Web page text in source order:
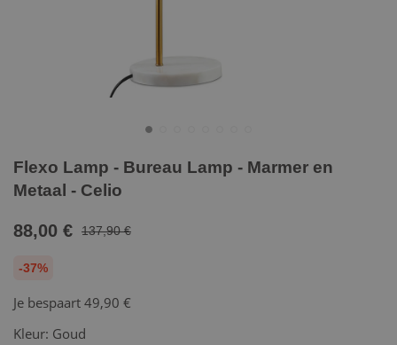
Flexo Lamp - Bureau Lamp - Marmer en
Metaal - Celio
88,00 € 137,90 €
-37%
Je bespaart 49,90 €
Kleur: Goud